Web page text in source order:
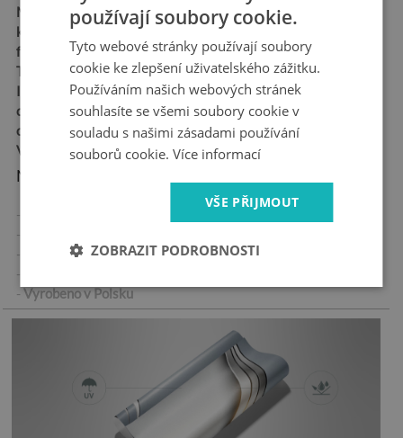
Materiál:matná samolepicí
kanálková fólie „bubble
free“
Tloušťka:100 µm
Ideální pro každého, kdo
chce snadno a trvale
ozdobit své dveře
Vysoká odolnost proti oděru
Nejdůležitější vlastnosti produktu:
- Vysoce kvalitní samolepicí nálepka
- Žádné vzduchové bubliny při správné aplikaci
- Tovární záruka
- Rychlá doba dodání
- Vyrobeno v Polsku
používají soubory cookie.
Tyto webové stránky používají soubory
cookie ke zlepšení uživatelského zážitku.
Používáním našich webových stránek
souhlasíte se všemi soubory cookie v
souladu s našimi zásadami používání
souborů cookie.Více informací
VŠE PŘIJMOUT
ZOBRAZIT PODROBNOSTI